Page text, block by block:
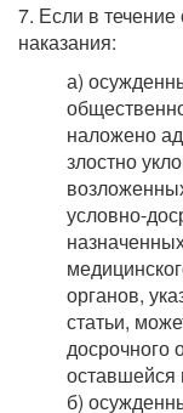
7. Если в
наказания:
а)
наложено
злостно
условно-
органов,
статьи,
досрочного
оставшейся
б)